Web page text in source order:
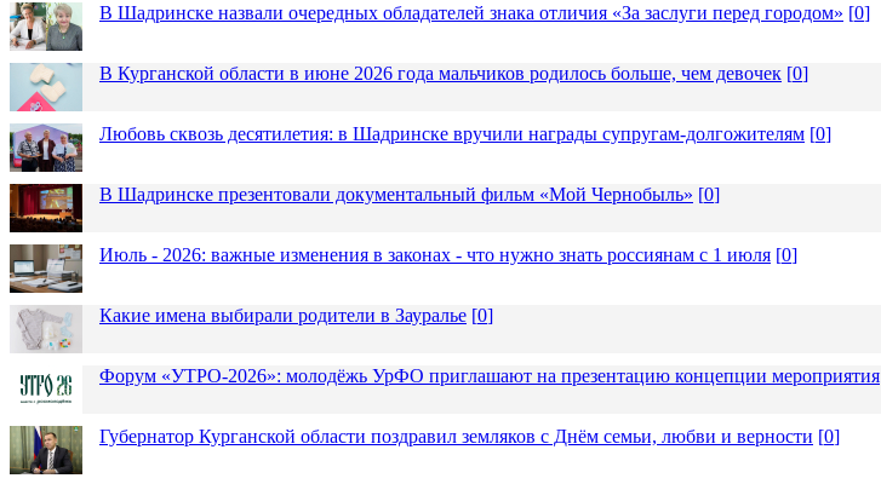
В Шадринске назвали очередных обладателей знака отличия «За заслуги перед городом» [0]
В Курганской области в июне 2026 года мальчиков родилось больше, чем девочек [0]
Любовь сквозь десятилетия: в Шадринске вручили награды супругам-долгожителям [0]
В Шадринске презентовали документальный фильм «Мой Чернобыль» [0]
Июль - 2026: важные изменения в законах - что нужно знать россиянам с 1 июля [0]
Какие имена выбирали родители в Зауралье [0]
Форум «УТРО-2026»: молодёжь УрФО приглашают на презентацию концепции мероприятия
Губернатор Курганской области поздравил земляков с Днём семьи, любви и верности [0]